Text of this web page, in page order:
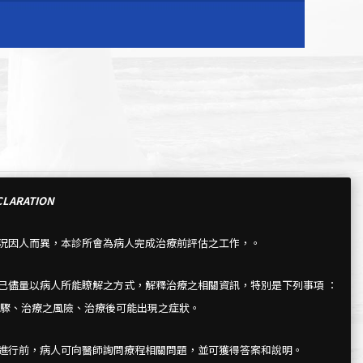
因人而異，本診所會為病人完成治療前評估之工作，。
儘量以病人所能瞭解之方式，解釋治療之相關資訊，特別是下列事項 ：
、治療之風險、治療後可能出現之症狀。
行前，病人可向醫師詢問療程相關問題，並可獲得答案和說明。